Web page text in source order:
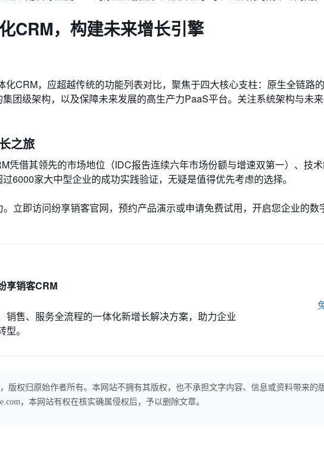
CRM，构建未来增长引擎
CRM，应超越传统的功能列表对比，聚焦于四大核心支柱：原生全链路
团级架构，以及保障未来发展的高生产力PaaS平台。关注系统架构与未来
之旅
凭借其领先的市场地位（IDC报告连续六年市场份额与增速双第一）、技
6000家大中型企业的成功实践验证，无疑是值得优先考虑的选择。
立即访问纷享销客官网，预约产品演示或申请免费试用，开启您企业的数
享销客CRM
销售、服务全流程的一体化新增长解决方案，助力企业
。
版权归原始作者所有。本网站不拥有其版权，也不承担文字内容、信息或资料带来的
，本网站有权在核实确属侵权后，予以删除文章。